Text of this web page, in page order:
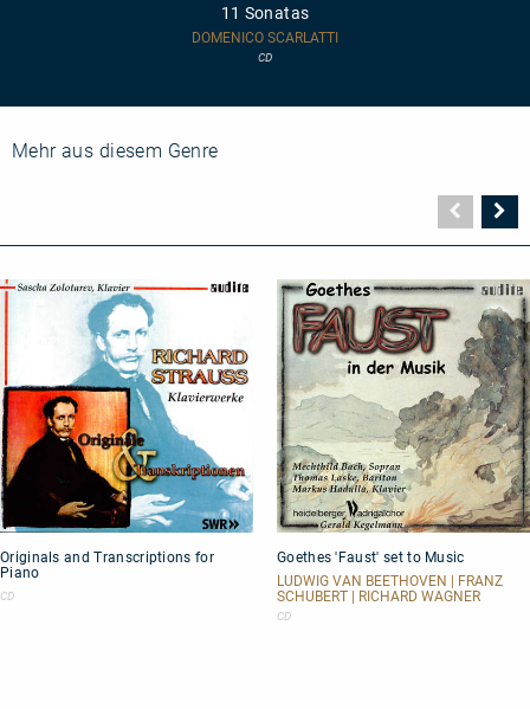
11 Sonatas
DOMENICO SCARLATTI
CD
Mehr aus diesem Genre
Seite
and
Transcriptions
for
Originals and Transcriptions for
Piano
CD
'Faust'
set
to
Music
Goethes 'Faust' set to Music
LUDWIG VAN BEETHOVEN | FRANZ
SCHUBERT | RICHARD WAGNER
CD